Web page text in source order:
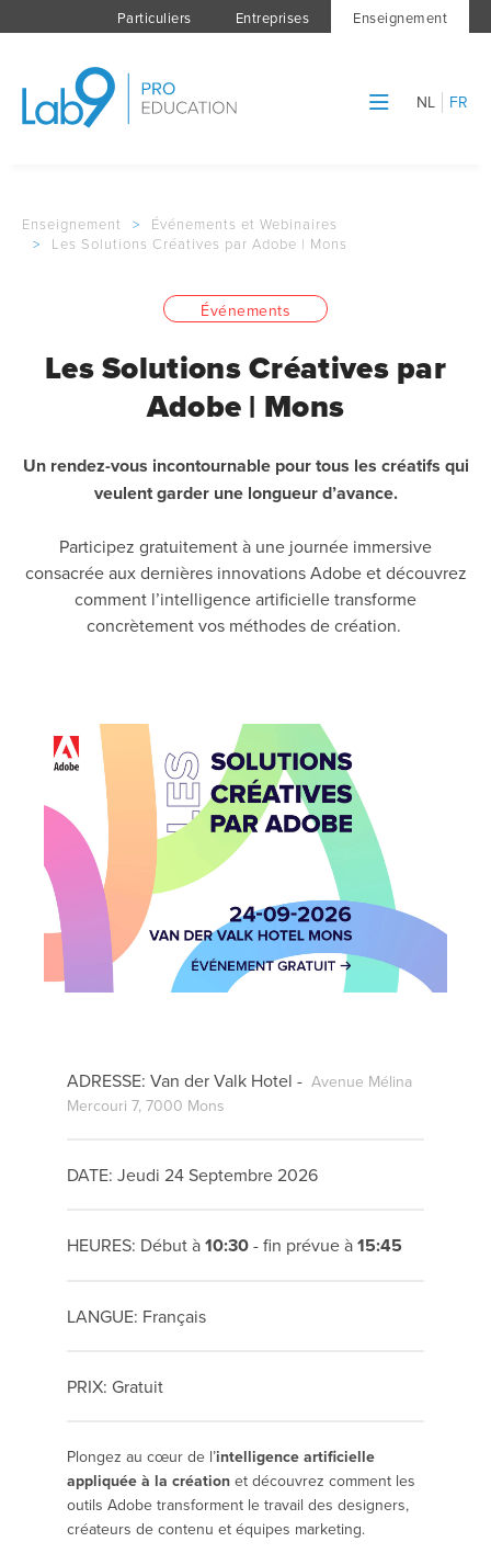
Particuliers Entreprises Enseignement
NL FR
Enseignement >
Événements et Webinaires
>
Les Solutions Créatives par Adobe | Mons
Événements
Les Solutions Créatives par
Adobe | Mons
Un rendez-vous incontournable pour tous les créatifs qui
veulent garder une longueur d’avance.
Participez gratuitement à une journée immersive
consacrée aux dernières innovations Adobe et découvrez
comment l’intelligence artificielle transforme
concrètement vos méthodes de création.
ADRESSE: Van der Valk Hotel - Avenue Mélina
Mercouri 7, 7000 Mons
DATE: Jeudi 24 Septembre 2026
HEURES: Début à10:30- fin prévue à15:45
LANGUE: Français
PRIX: Gratuit
Plongez au cœur de l’intelligence artificielle
appliquée à la création et découvrez comment les
outils Adobe transforment le travail des designers,
créateurs de contenu et équipes marketing.